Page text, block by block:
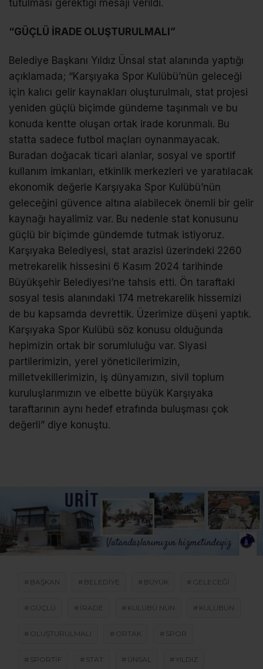
tutulması gerektiği mesajı verildi.
“GÜÇLÜ İRADE OLUŞTURULMALI”
Belediye Başkanı Yıldız Ünsal stat alanında yaptığı
açıklamada; “Karşıyaka Spor Kulübü’nün geleceği
için kalıcı gelir kaynakları oluşturulmalı, stat projesi
yeniden güçlü biçimde gündeme taşınmalı ve bu
konuda kentte oluşan ortak irade korunmalı. Bu
statta sadece futbol maçları oynanmayacak.
Buradan doğacak ticari alanlar, sosyal ve sportif
kullanım imkanları, etkinlik merkezleri ve yaratılacak
ekonomik değerle Karşıyaka Spor Kulübü’nün
geleceğini güvence altına alabilecek önemli bir gelir
kaynağı hayalimiz var. Bu nedenle stat konusunu
güçlü bir biçimde gündemde tutmak istiyoruz.
Karşıyaka Belediyesi, stat arazisi üzerindeki 2260
metrekarelik hissesini 6 Kasım 2024 tarihinde
Büyükşehir Belediyesi’ne tahsis etti. Ön taraftaki
sosyal tesis alanındaki 174 metrekarelik hissemizi
de bu kapsamda devrettik. Üzerimize düşeni yaptık.
Karşıyaka Spor Kulübü söz konusu olduğunda
hepimizin ortak bir sorumluluğu var. Siyasi
partilerimizin, yerel yöneticilerimizin,
milletvekillerimizin, iş dünyamızın, sivil toplum
kuruluşlarımızın ve elbette büyük Karşıyaka
taraftarının aynı hedef etrafında buluşması çok
değerli” diye konuştu.
BAŞKAN BELEDIYE BÜYÜK GELECEĞI
GÜÇLÜ IRADE KULÜBÜ NÜN KULÜBÜN
OLUŞTURULMALI ORTAK SPOR
SPORTIF STAT ÜNSAL YILDIZ